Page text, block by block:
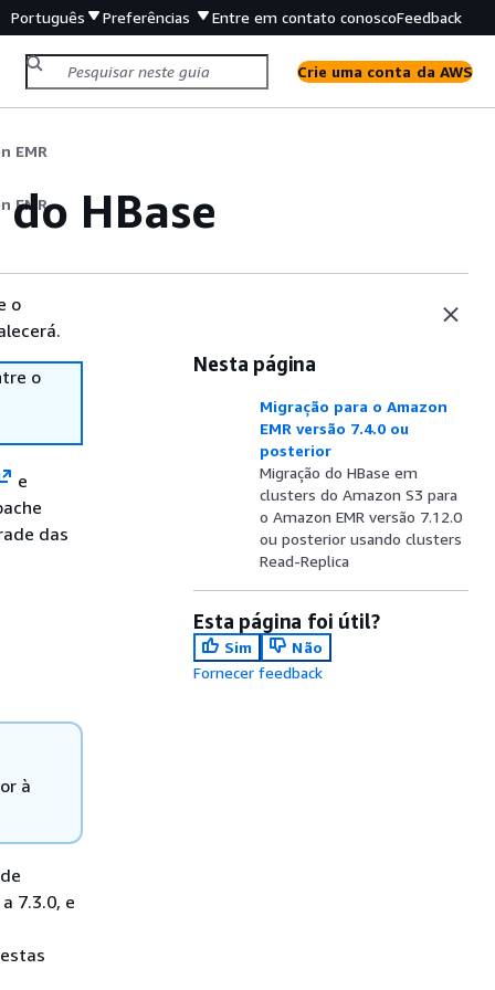
Português Preferências Entre em contato conoscoFeedback
Crie uma conta da AWS
EMR
EMR HBase
o
o
e
das
à
7.3.0, e
Nesta página
Migração para o Amazon
EMR versão 7.4.0 ou
posterior
Migração do HBase em
clusters do Amazon S3 para
o Amazon EMR versão 7.12.0
ou posterior usando clusters
Read-Replica
Esta página foi útil?
Sim
Não
Fornecer feedback